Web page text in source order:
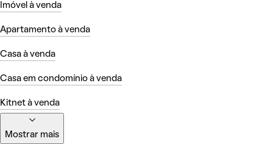
Imóvel à venda
Apartamento à venda
Casa à venda
Casa em condomínio à venda
Kitnet à venda
Mostrar mais